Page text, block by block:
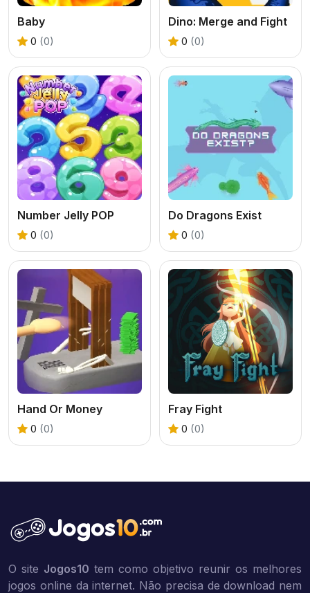
Baby
0 (0)
Dino: Merge and Fight
0 (0)
Number Jelly POP
0 (0)
Do Dragons Exist
0 (0)
Hand Or Money
0 (0)
Fray Fight
0 (0)
O site Jogos10 tem como objetivo reunir os melhores
jogos online da internet. Não precisa de download nem